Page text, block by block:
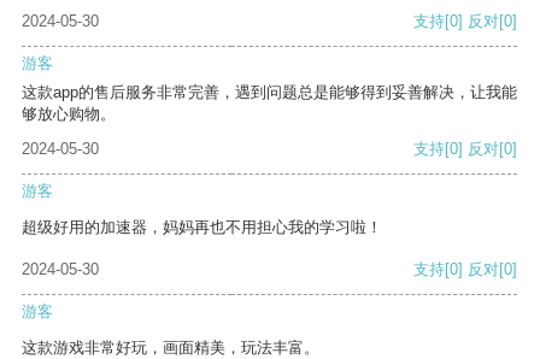
2024-05-30 支持[0] 反对[0]
游客
这款app的售后服务非常完善，遇到问题总是能够得到妥善解决，让我能
够放心购物。
2024-05-30
支持[0] 反对[0]
游客
超级好用的加速器，妈妈再也不用担心我的学习啦！
2024-05-30 支持[0] 反对[0]
游客
这款游戏非常好玩，画面精美，玩法丰富。